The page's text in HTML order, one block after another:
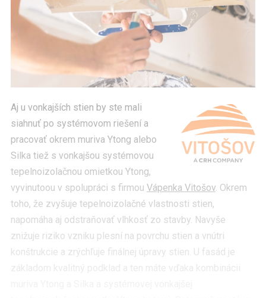
Aj u vonkajších stien by ste mali
siahnuť po systémovom riešení a
pracovať okrem muriva Ytong alebo
Silka tiež s vonkajšou systémovou
tepelnoizolačnou omietkou Ytong,
vyvinutoou v spolupráci s firmou Vápenka Vitošov. Okrem
toho, že zvyšuje tepelnoizolačné vlastnosti stien,
napomáha aj odstraňovať vlhkosť zo stavby. Navyše
znižuje riziko vzniku plesní na povrchu stien a vnútri
konštrukcie a zrýchľuje finálnej úpravy stien. U fasád je